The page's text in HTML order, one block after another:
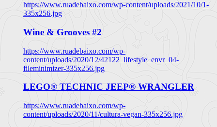
https://www.ruadebaixo.com/wp-content/uploads/2021/10/1-
335x256.jpg
Wine & Grooves #2
https://www.ruadebaixo.com/wp-
content/uploads/2020/12/42122_lifestyle_envr_04-
fileminimizer-335x256.jpg
LEGO® TECHNIC JEEP® WRANGLER
https://www.ruadebaixo.com/wp-
content/uploads/2020/11/cultura-vegan-335x256.jpg